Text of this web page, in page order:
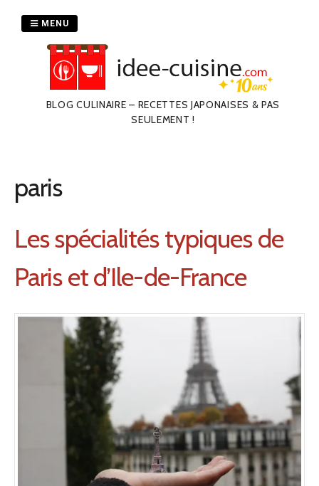
BLOG CULINAIRE – RECETTES JAPONAISES & PAS
SEULEMENT !
MENU
paris
Les spécialités typiques de
Paris et d’Ile-de-France